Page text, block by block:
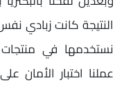
النتيجة كانت زبادي
نستخدمها في منتجات